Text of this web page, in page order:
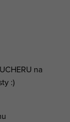
na
:)